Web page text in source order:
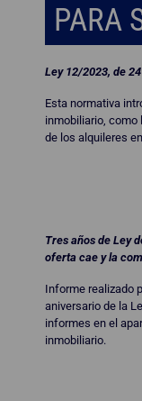
PARA
Ley 12/2023, de
Esta normativa
inmobiliario, como
de los alquileres
Tres años de Ley
oferta cae y la
Informe realizado
aniversario de la
informes en el
inmobiliario.